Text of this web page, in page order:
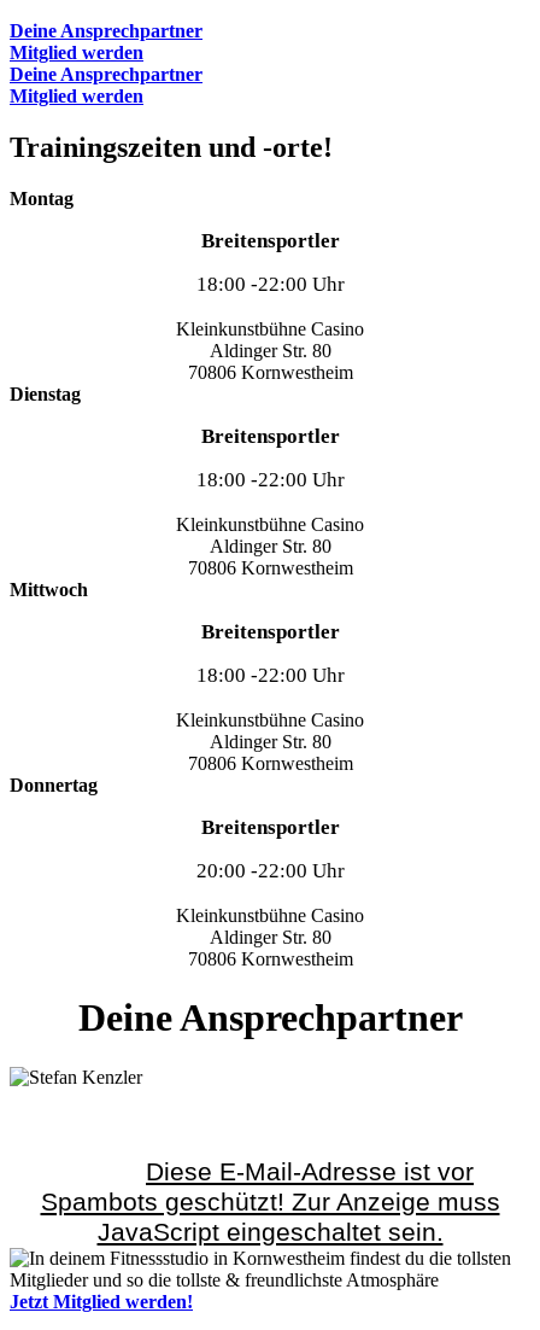
Deine Ansprechpartner
Mitglied werden
Deine Ansprechpartner
Mitglied werden
Trainingszeiten und -orte!
Montag
Breitensportler
18:00 -22:00 Uhr
Kleinkunstbühne Casino
Aldinger Str. 80
70806 Kornwestheim
Dienstag
Breitensportler
18:00 -22:00 Uhr
Kleinkunstbühne Casino
Aldinger Str. 80
70806 Kornwestheim
Mittwoch
Breitensportler
18:00 -22:00 Uhr
Kleinkunstbühne Casino
Aldinger Str. 80
70806 Kornwestheim
Donnertag
Breitensportler
20:00 -22:00 Uhr
Kleinkunstbühne Casino
Aldinger Str. 80
70806 Kornwestheim
Deine Ansprechpartner
Diese E-Mail-Adresse ist vor
Spambots geschützt! Zur Anzeige muss
JavaScript eingeschaltet sein.
Jetzt Mitglied werden!